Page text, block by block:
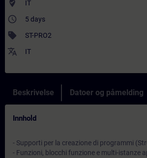
where_to_vote IT
access_time 5 days
sell ST-PRO2
translate IT
Beskrivelse Datoer og påmelding
Innhold
- Supporti per la creazione di programmi
- Funzioni, blocchi funzione e multi-istanze